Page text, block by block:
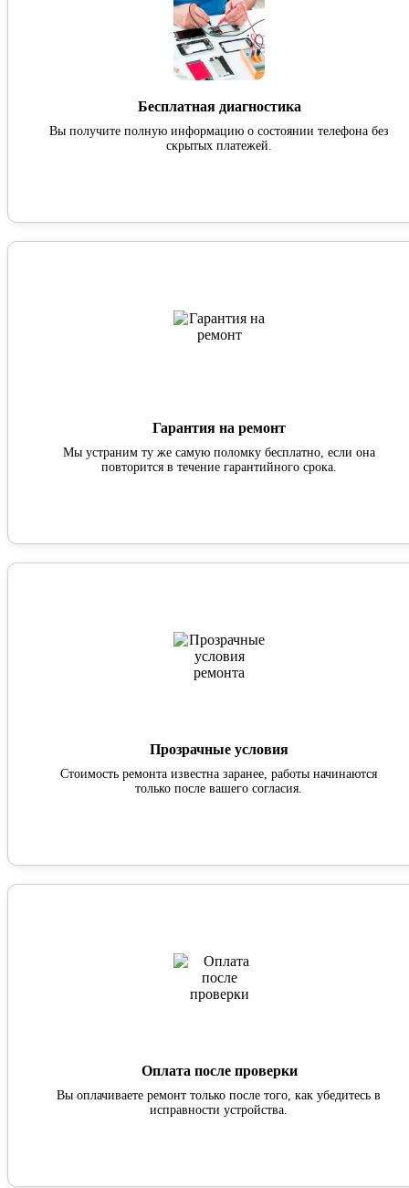
Бесплатная диагностика
Вы получите полную информацию о состоянии телефона без
скрытых платежей.
Гарантия на ремонт
Мы устраним ту же самую поломку бесплатно, если она
повторится в течение гарантийного срока.
Прозрачные условия
Стоимость ремонта известна заранее, работы начинаются
только после вашего согласия.
Оплата после проверки
Вы оплачиваете ремонт только после того, как убедитесь в
исправности устройства.